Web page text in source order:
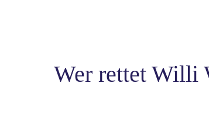
Wer rettet Willi